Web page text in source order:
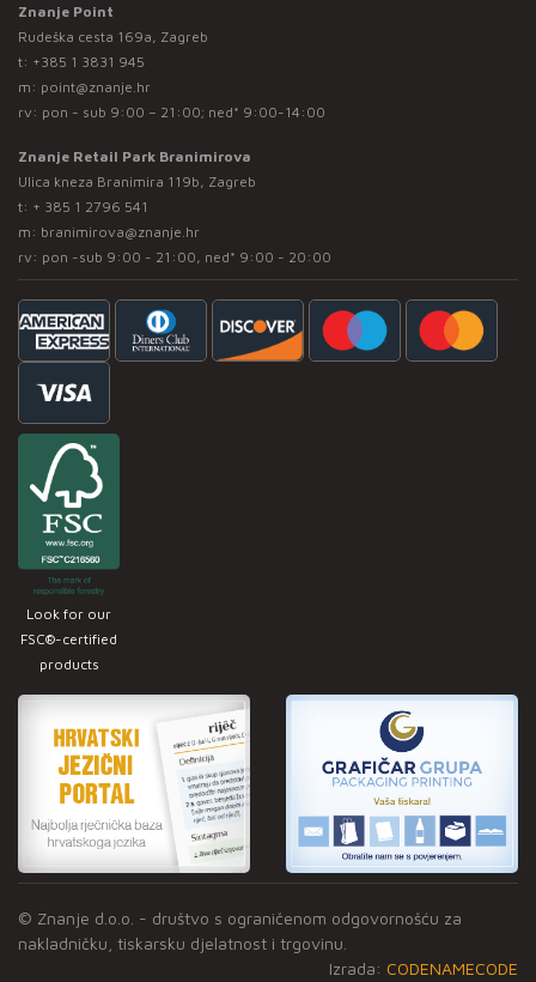
Znanje Point
Rudeška cesta 169a, Zagreb
t: +385 1 3831 945
m: point@znanje.hr
rv: pon - sub 9:00 – 21:00; ned* 9:00-14:00
Znanje Retail Park Branimirova
Ulica kneza Branimira 119b, Zagreb
t: + 385 1 2796 541
m: branimirova@znanje.hr
rv: pon -sub 9:00 - 21:00, ned* 9:00 - 20:00
Look for our
FSC®-certified
products
© Znanje d.o.o. - društvo s ograničenom odgovornošću za
nakladničku, tiskarsku djelatnost i trgovinu.
Izrada: CODENAMECODE